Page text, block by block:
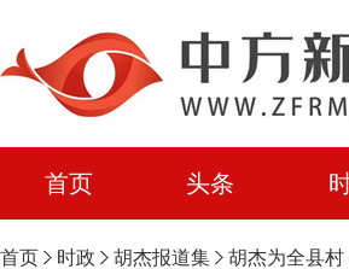
首页 头条
首页 时政 胡杰报道集 胡杰为全县